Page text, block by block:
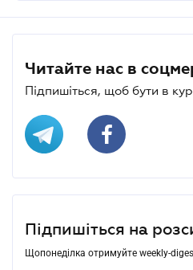
Читайте нас в
Підпишіться, щоб бути в
Підпишіться на
Щопонеділка отримуйте weekly-